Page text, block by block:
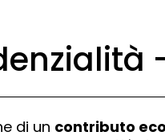
di un contributo